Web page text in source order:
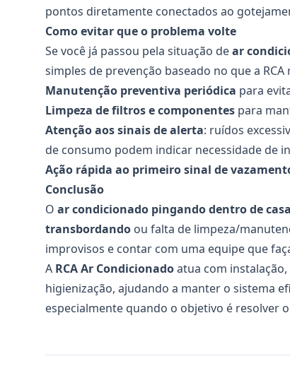
pontos diretamente conectados ao
Como evitar que o problema volte
Se você já passou pela situação dear
simples de prevenção baseado no que a
Manutenção preventiva periódica para
Limpeza de filtros e componentes para
Atenção aos sinais de alerta: ruídos
de consumo podem indicar necessidade de
Ação rápida ao primeiro sinal de
Conclusão
O ar condicionado pingando dentro de casa
transbordando ou falta de limpeza/
improvisos e contar com uma equipe que
A RCA Ar Condicionadoatua com
higienização, ajudando a manter o sistema
especialmente quando o objetivo é resolver